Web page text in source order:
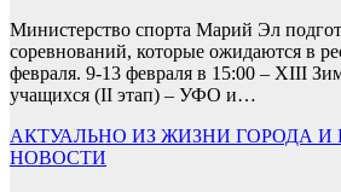
Министерство спорта Марий Эл
соревнований, которые ожидаются в
февраля. 9-13 февраля в 15:00 – XIII
учащихся (II этап) – УФО и…
АКТУАЛЬНО ИЗ ЖИЗНИ ГОРОДА И
НОВОСТИ